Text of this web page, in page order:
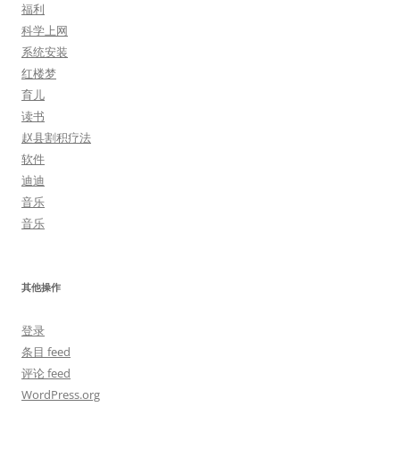
福利
科学上网
系统安装
红楼梦
育儿
读书
赵县割积疗法
软件
迪迪
音乐
音乐
其他操作
登录
条目 feed
评论 feed
WordPress.org